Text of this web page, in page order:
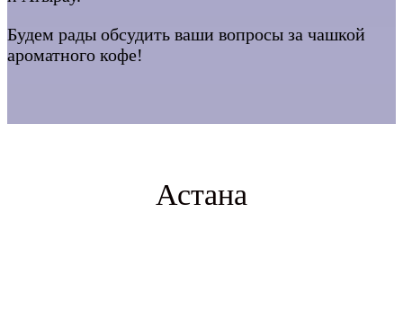
Будем рады обсудить ваши вопросы за чашкой
ароматного кофе!
Астана